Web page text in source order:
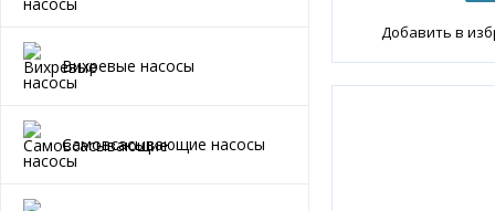
Вихревые насосы
Самовсасывающие насосы
Добавить в